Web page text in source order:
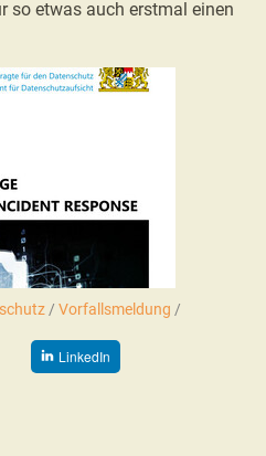
so etwas auch erstmal einen
/ Vorfallsmeldung /
LinkedIn